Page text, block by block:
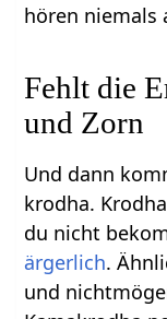
hören niemals
Fehlt die
und Zorn
Und dann
krodha.
du nicht
ärgerlich.
und